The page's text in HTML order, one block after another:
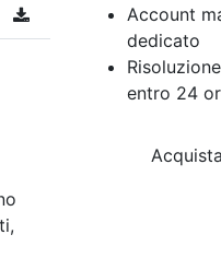
Account
dedicato
entro 24